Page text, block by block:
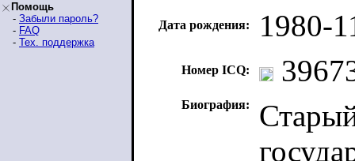
Помощь
- Забыли пароль?
- FAQ
- Тех. поддержка
Дата рождения: 1980-
Номер ICQ:
Биография: